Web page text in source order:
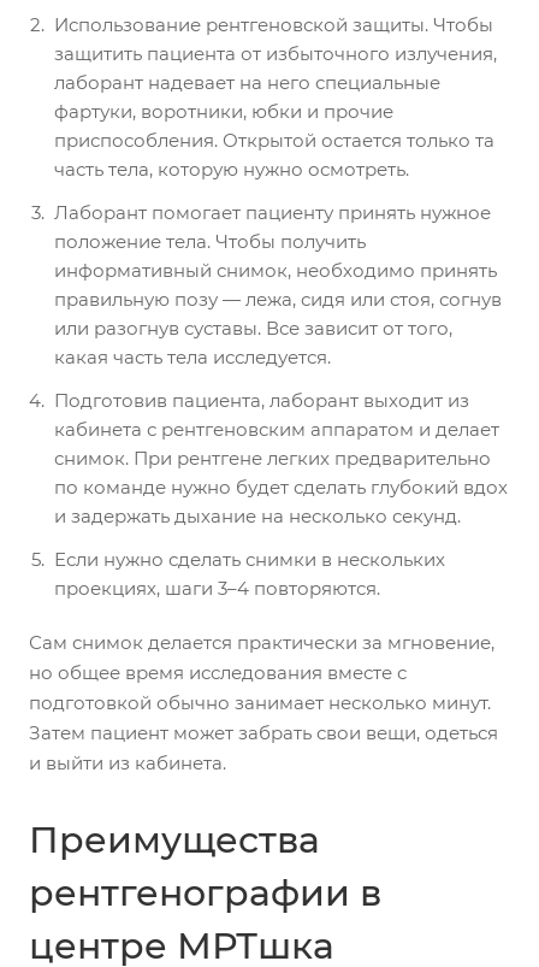
Использование рентгеновской защиты. Чтобы
защитить пациента от избыточного излучения,
лаборант надевает на него специальные
фартуки, воротники, юбки и прочие
приспособления. Открытой остается только та
часть тела, которую нужно осмотреть.
Лаборант помогает пациенту принять нужное
положение тела. Чтобы получить
информативный снимок, необходимо принять
правильную позу — лежа, сидя или стоя, согнув
или разогнув суставы. Все зависит от того,
какая часть тела исследуется.
Подготовив пациента, лаборант выходит из
кабинета с рентгеновским аппаратом и делает
снимок. При рентгене легких предварительно
по команде нужно будет сделать глубокий вдох
и задержать дыхание на несколько секунд.
Если нужно сделать снимки в нескольких
проекциях, шаги 3–4 повторяются.
Сам снимок делается практически за мгновение,
но общее время исследования вместе с
подготовкой обычно занимает несколько минут.
Затем пациент может забрать свои вещи, одеться
и выйти из кабинета.
Преимущества
рентгенографии в
центре МРТшка